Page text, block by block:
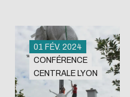
01 FÉV. 2024
CONFÉRENCE
CENTRALE LYON